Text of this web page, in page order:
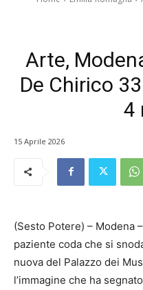
Arte,
De Chirico
4
15 Aprile 2026
(Sesto Potere) – Modena
paziente coda che si
nuova del Palazzo dei
l’immagine che ha